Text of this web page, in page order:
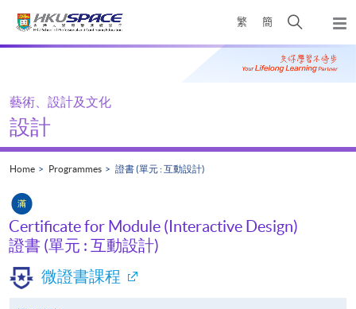
繁 簡
Open
search
panel
Main
藝術、設計及文化
設計
Home Programmes 證書 (單元 : 互動設計)
Certificate for Module (Interactive Design)
證書 (單元 : 互動設計)
微證書課程